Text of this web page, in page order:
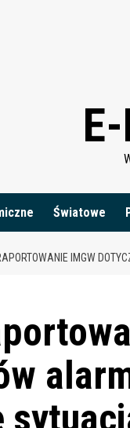
Światowe
IMGW